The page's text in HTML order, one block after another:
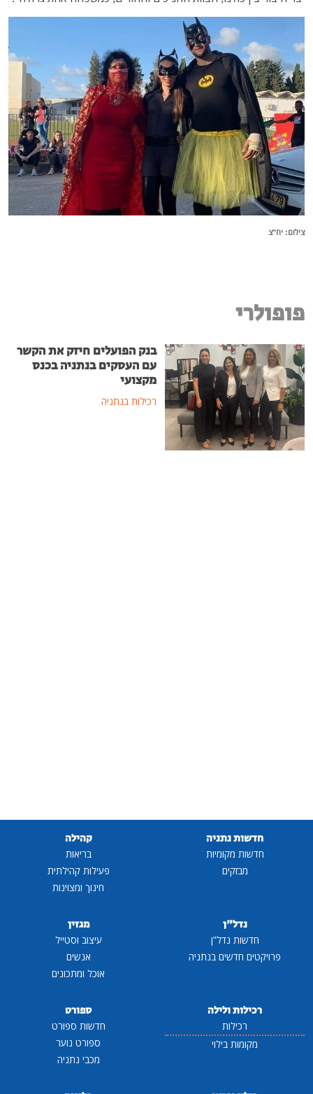
צילום: יח"צ
פופולרי
בנק הפועלים חיזק את הקשר
עם העסקים בנתניה בכנס
מקצועי
רכילות בנתניה
חדשות נתניה
חדשות מקומיות
מבזקים
קהילה
בריאות
פעילות קהילתית
חינוך ומצוינות
נדל"ן
חדשות נדל"ן
פרויקטים חדשים בנתניה
מגזין
עיצוב וסטייל
אנשים
אוכל ומתכונים
רכילות ולילה
רכילות
מקומות בילוי
ספורט
חדשות ספורט
ספורט נוער
מכבי נתניה